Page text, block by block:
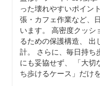
った壊れやすいポイン
張・カフェ作業など、
います。 高密度クッシ
るための保護構造、 出
計。 さらに、毎日持ち
にも妥協せず、 「大切
ち歩けるケース」だけ